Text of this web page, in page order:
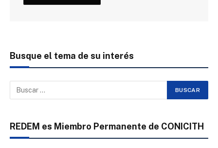
Busque el tema de su interés
REDEM es Miembro Permanente de CONICITH